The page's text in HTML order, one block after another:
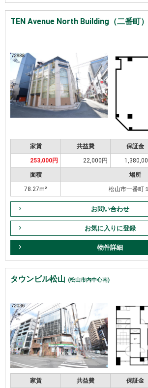
TEN Avenue North Building（二番町）
家賃 共益費 保証金
253,000円 22,000円
面積 場所
78.27m² 松山市一番町
お問い合わせ
お気に入りに登録
物件詳細
タウンビル松山 (松山市内中心南)
家賃 共益費 保証金